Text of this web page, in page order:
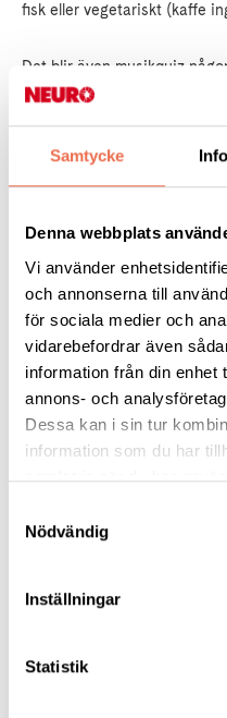
Samtycke
Denna webbplats
Vi använder
och annonserna till
för sociala medier och
vidarebefordrar även
information från din enhet
annons- och
Dessa kan i sin tur
information som du har
samlat in när du har
Nödvändig
Inställningar
Statistik
fisk eller vegetariskt (kaffe
Det blir även musikquiz
Anmäl er till kansliet på035-
halmstad@neuro.se
och
Kostnad: 150 kr för medlem,
Ni betalar via bankgironr
swish-nummer 1231393404.
Välkomna!
Bilder från Margretetorps